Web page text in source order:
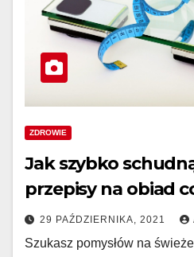
ZDROWIE
Jak szybko
przepisy na obiad
29 PAŹDZIERNIKA, 2021
Szukasz pomysłów na